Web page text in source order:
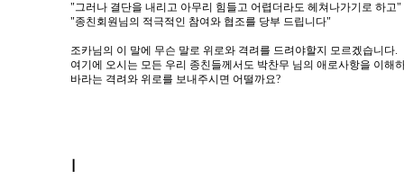
"그러나 결단을 내리고 아무리 힘들고 어렵더라도 헤쳐나가기로 하고"
"종친회원님의 적극적인 참여와 협조를 당부 드립니다"
조카님의 이 말에 무슨 말로 위로와 격려를 드려야할지 모르겠습니다.
여기에 오시는 모든 우리 종친들께서도 박찬무 님의 애로사항을 이해
바라는 격려와 위로를 보내주시면 어떨까요?